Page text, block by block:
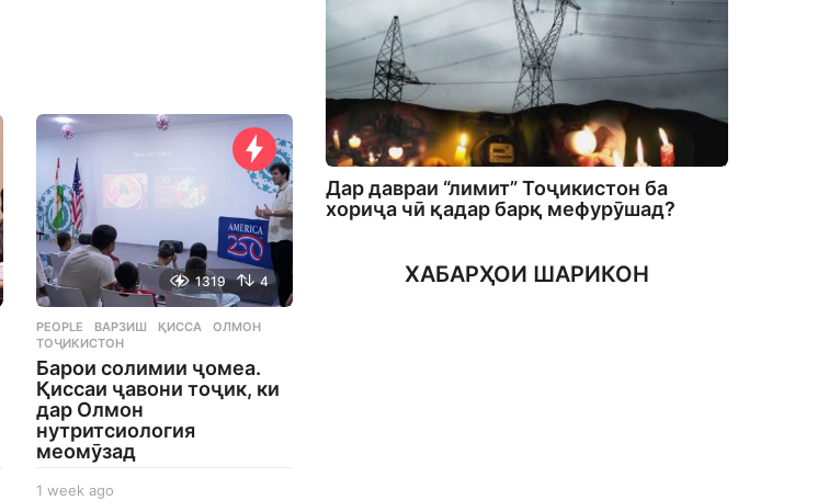
1319 4
PEOPLE ВАРЗИШ ,ҚИССА ,ОЛМОН
ТОҶИКИСТОН
Барои солимии ҷомеа.
Қиссаи ҷавони тоҷик, ки
дар Олмон
нутритсиология
меомӯзад
1 week ago
Дар давраи “лимит” Тоҷикистон ба
хориҷа чӣ қадар барқ мефурӯшад?
ХАБАРҲОИ ШАРИКОН